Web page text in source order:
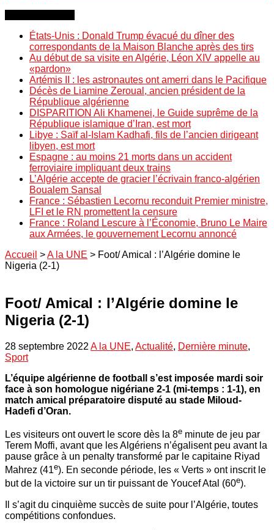
États-Unis : Donald Trump évacué du dîner des
correspondants de la Maison Blanche après des tirs
Au début de sa visite en Algérie, Léon XIV appelle au
«pardon»
Artémis II : les astronautes ont amerri dans le Pacifique
Décès de Liamine Zeroual, ancien président de la
République algérienne
DISPARITION Ali Khamenei, le Guide suprême de la
République islamique d’Iran, est mort
Libye : Saïf al-Islam Kadhafi, fils de l’ancien dirigeant
libyen, est mort
Espagne : au moins 21 morts dans un accident
ferroviaire impliquant deux trains
L’Algérie accepte de gracier l’écrivain franco-algérien
Boualem Sansal
France : Sébastien Lecornu reconduit Premier ministre,
LFI et le RN promettent la censure
France : Roland Lescure à l’Économie, Bruno Le Maire
aux Armées, le gouvernement Lecornu annoncé
Accueil >A la UNE > Foot/ Amical : l’Algérie domine le
Nigeria (2-1)
Foot/ Amical : l’Algérie domine le
Nigeria (2-1)
28 septembre 2022 A la UNE, Actualité, Dernière minute,
Sport
L’équipe algérienne de football s’est imposée mardi soir
face à son homologue nigériane 2-1 (mi-temps : 1-1), en
match amical préparatoire disputé au stade Miloud-
Hadefi d’Oran.
Les visiteurs ont ouvert le score dès la 8e minute de jeu par
Terem Moffi, avant que les Algériens n’égalisent peu avant la
pause grâce à un penalty transformé par le capitaine Riyad
Mahrez (41e). En seconde période, les « Verts » ont inscrit le
but de la victoire sur un tir puissant de Youcef Atal (60e).
Il s’agit du cinquième succès de suite pour l’Algérie, toutes
compétitions confondues.